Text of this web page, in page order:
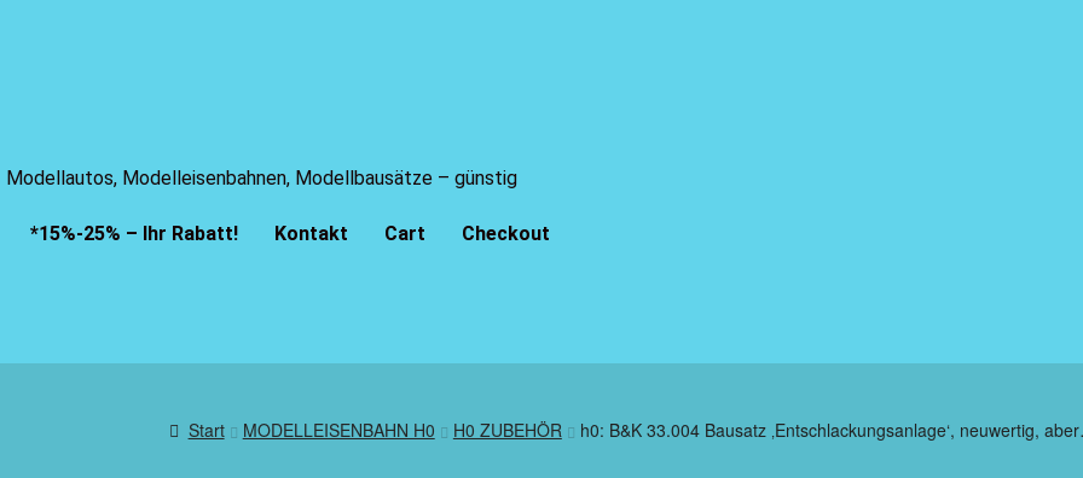
Modellautos, Modelleisenbahnen, Modellbausätze – günstig
*15%-25% – Ihr Rabatt! Kontakt Cart Checkout
Start MODELLEISENBAHN H0 H0 ZUBEHÖR h0: B&K 33.004 Bausatz ‚Entschlackungsanlage‘, neuwertig,